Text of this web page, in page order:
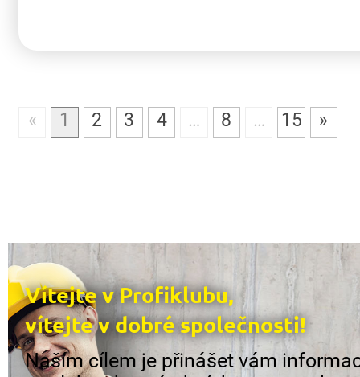
« 1 2 3 4 … 8 … 15 »
Vítejte v Profiklubu,
vítejte v dobré společnosti!
Naším cílem je přinášet vám